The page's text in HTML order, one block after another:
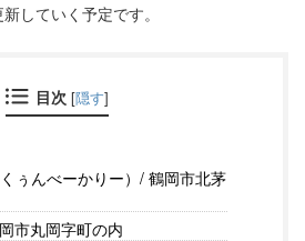
していく予定です。
目次 [隠す]
ぅんべーかりー）/ 鶴岡市北茅
市丸岡字町の内